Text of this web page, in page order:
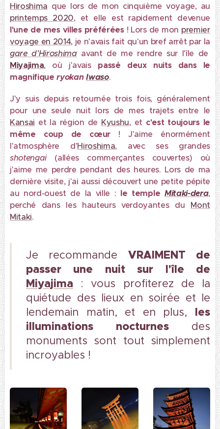
Hiroshima que lors de mon cinquième voyage, au
printemps 2020, et elle est rapidement devenue
l'une de mes villes préférées ! Lors de mon premier
voyage en 2014, je n'avais fait qu'un bref arrêt par la
gare d'Hiroshimaavant de me rendre sur l'île de
Miyajima, où j'avaispassé deux nuits dans le
magnifique ryokan Iwaso.
J'y suis depuis retournée trois fois, généralement
pour une seule nuit lors de mes trajets entre le
Kansai et la région de Kyushu, et c'est toujours le
même coup de cœur ! J'aime énormément
l'atmosphère d'Hiroshima, avec ses grandes
shotengai (allées commerçantes couvertes) où
j'aime me perdre pendant des heures. Lors de ma
dernière visite, j'ai aussi découvert une petite pépite
au nord-ouest de la ville : le temple Mitaki-dera,
perché dans les hauteurs verdoyantes du Mont
Mitaki.
Je recommande VRAIMENT
de
passer une nuit sur l'île de
Miyajima
: vous profiterez de la
quiétude des lieux en soirée et le
lendemain matin, et en plus, les
illuminations nocturnes des
monuments sont tout simplement
incroyables !